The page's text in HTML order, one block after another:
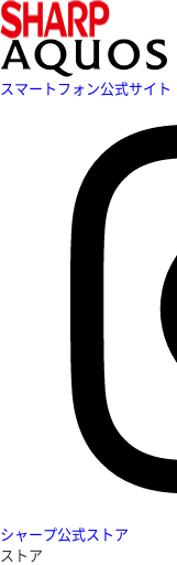
スマートフォン公式サイト
シャープ公式ストア
ストア